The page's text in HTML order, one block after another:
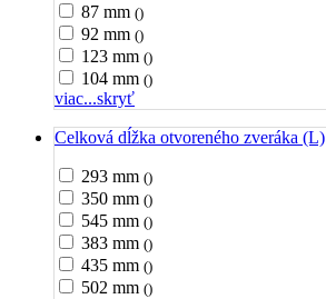
87 mm ()
92 mm ()
123 mm ()
104 mm ()
viac...skryť
Celková dĺžka otvoreného zveráka (L)
293 mm ()
350 mm ()
545 mm ()
383 mm ()
435 mm ()
502 mm ()